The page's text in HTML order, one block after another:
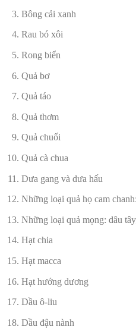
Bông cải xanh
Rau bó xôi
Rong biển
Quả bơ
Quả táo
Quả thơm
Quả chuối
Quả cà chua
Dưa gang và dưa hấu
Những loại quả họ cam
Những loại quả mọng: dâu
Hạt chia
Hạt macca
Hạt hướng dương
Dầu ô-liu
Dầu đậu nành